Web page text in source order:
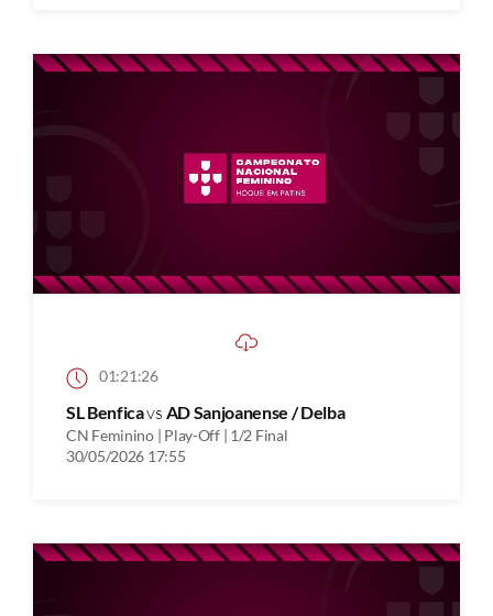
01:21:26
SL Benficavs AD Sanjoanense / Delba
CN Feminino | Play-Off | 1/2 Final
30/05/2026 17:55